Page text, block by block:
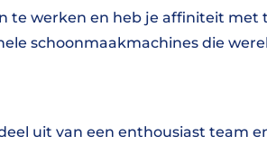
te werken en heb je affiniteit met
schoonmaakmachines die
uit van een enthousiast team